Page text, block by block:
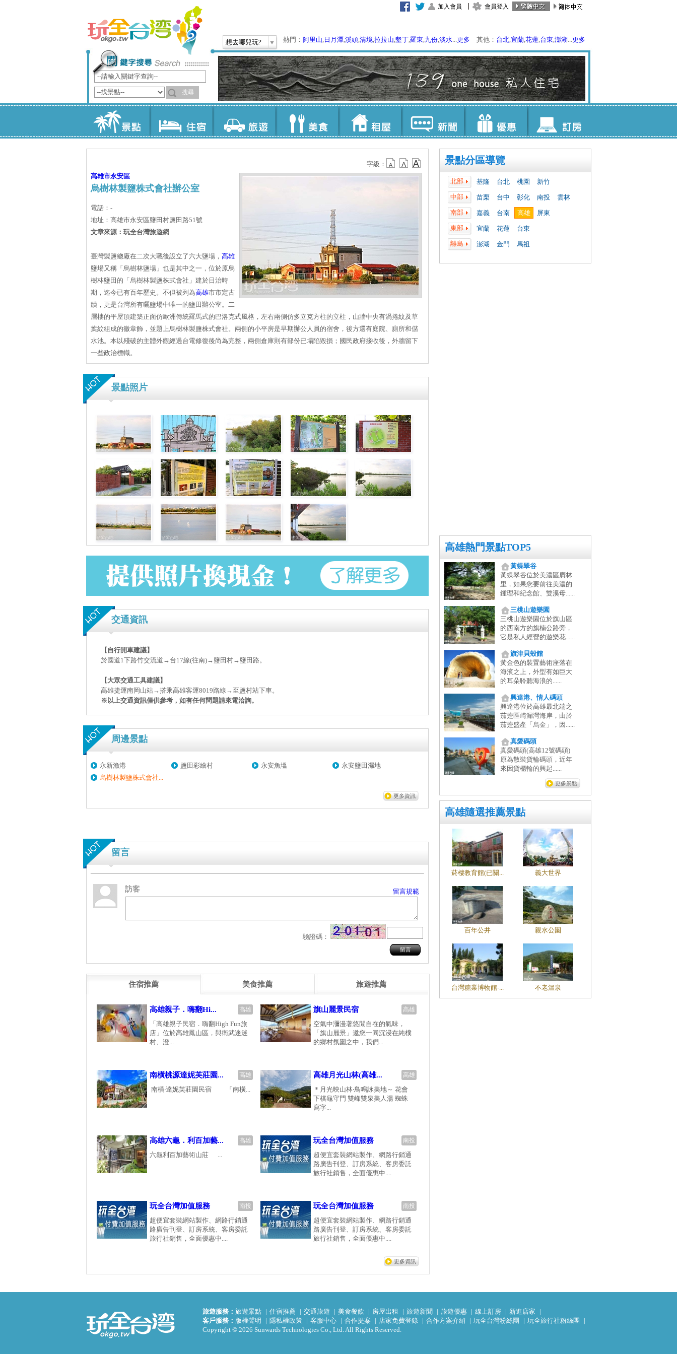
加入會員 會員登入
想去哪兒玩? 熱門： 阿里山, 日月潭,溪頭,清境,拉拉山,墾丁,羅東,九份,淡水...更多 其他： 台北,宜蘭,花蓮,台東,澎湖...更多
景點分區導覽
北部 基隆 台北 桃園
新竹
中部
苗栗 台中 彰化 南投
雲林
南部
嘉義 台南 高雄
屏東
東部
宜蘭 花蓮
台東
離島
澎湖 金門 馬祖
高雄熱門景點TOP5
黃蝶翠谷
黃蝶翠谷位於美濃區廣林
里，如果您要前往美濃的
鍾理和紀念館、雙溪母......
三桃山遊樂園
三桃山遊樂園位於旗山區
的西南方的旗楠公路旁，
它是私人經營的遊樂花......
旗津貝殼館
黃金色的裝置藝術座落在
海濱之上，外型有如巨大
的耳朵聆聽海浪的......
興達港、情人碼頭
興達港位於高雄最北端之
茄萣區崎漏灣海岸，由於
茄萣盛產「烏金」，因......
真愛碼頭
真愛碼頭(高雄12號碼頭)
原為散裝貨輪碼頭，近年
來因貨櫃輪的興起......
更多景點
高雄隨選推薦景點
菸樓教育館(已關... 義大世界
百年公井 親水公園
台灣糖業博物館-... 不老溫泉
字級：
高雄市永安區
烏樹林製鹽株式會社辦公室
電話：-
地址：高雄市永安區鹽田村鹽田路51號
文章來源：玩全台灣旅遊網
臺灣製鹽總廠在二次大戰後設立了六大鹽場， 高雄
鹽場又稱「烏樹林鹽場」也是其中之一，位於原烏
樹林鹽田的「烏樹林製鹽株式會社」建於日治時
期，迄今已有百年歷史。不但被列為高雄市市定古
蹟，更是台灣所有曬鹽場中唯一的鹽田辦公室。二
層樓的平屋頂建築正面仿歐洲傳統羅馬式的巴洛克式風格，左右兩側仿多立克方柱的立柱，山牆中央有渦捲紋及草
葉紋組成的徽章飾，並題上烏樹林製鹽株式會社。兩側的小平房是早期辦公人員的宿舍，後方還有庭院、廁所和儲
水池。本以殘破的主體外觀經過台電修復後尚為完整，兩側倉庫則有部份已塌陷毀損；國民政府接收後，外牆留下
一些政治標幟。
景點照片
交通資訊
【自行開車建議】
於國道1下路竹交流道→台17線(往南)→鹽田村→鹽田路。
【大眾交通工具建議】
高雄捷運南岡山站→搭乘高雄客運8019路線→至鹽村站下車。
※以上交通資訊僅供參考，如有任何問題請來電洽詢。
周邊景點
永新漁港 鹽田彩繪村 永安魚塭
永安鹽田濕地
烏樹林製鹽株式會社...
更多資訊
留言
訪客 留言規範
驗證碼：
住宿推薦 美食推薦 旅遊推薦
高雄
高雄親子．嗨翻Hi...
「高雄親子民宿．嗨翻High Fun旅
店」位於高雄鳳山區，與衛武迷迷
村、澄...
高雄
旗山麗景民宿
空氣中瀰漫著悠閒自在的氣味，
「旗山麗景」邀您一同沉浸在純樸
的鄉村氛圍之中，我們...
高雄
南橫桃源達妮芙莊園...
南橫‧達妮芙莊園民宿 「南橫...
高雄
高雄月光山林(高雄...
＊月光映山林‧鳥鳴詠美地～ 花會
下棋龜守門 雙峰雙泉美人湯 蜘蛛
寫字...
高雄
高雄六龜．利百加藝...
六龜利百加藝術山莊 ...
南投
玩全台灣加值服務
超便宜套裝網站製作、網路行銷通
路廣告刊登、訂房系統、客房委託
旅行社銷售，全面優惠中....
南投
玩全台灣加值服務
超便宜套裝網站製作、網路行銷通
路廣告刊登、訂房系統、客房委託
旅行社銷售，全面優惠中....
南投
玩全台灣加值服務
超便宜套裝網站製作、網路行銷通
路廣告刊登、訂房系統、客房委託
旅行社銷售，全面優惠中....
更多資訊
旅遊服務： 旅遊景點 住宿推薦 交通旅遊 美食餐飲 房屋出租 旅遊新聞 旅遊優惠 線上訂房
新進店家
客戶服務： 版權聲明 隱私權政策 客服中心 合作提案 店家免費登錄 合作方案介紹 玩全台灣粉絲團
玩全旅行社粉絲團
Copyright © 2026 Sunwards Technologies Co., Ltd. All Rights Reserved.